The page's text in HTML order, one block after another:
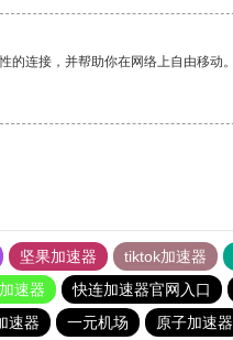
连接，并帮助你在网络上自由移动。
坚果加速器 tiktok加速器
速器 快连加速器官网入口
速器 一元机场 原子加速器